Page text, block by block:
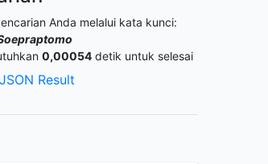
Anda melalui kata kunci:
0,00054 detik untuk selesai
JSON Result